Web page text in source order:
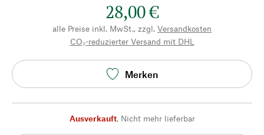
28,00 €
alle Preise inkl. MwSt., zzgl. Versandkosten
CO₂-reduzierter Versand mit DHL
Merken
Ausverkauft, Nicht mehr lieferbar